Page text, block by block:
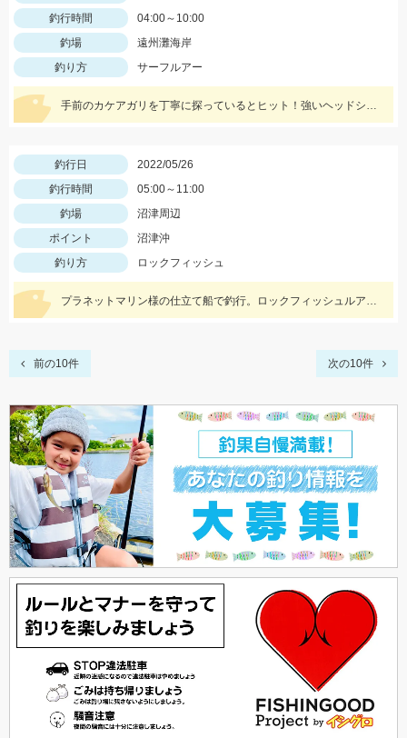
釣行時間
04:00～10:00
釣場
遠州灘海岸
釣り方
サーフルアー
手前のカケアガリを丁寧に探っているとヒット！強いヘッドシェイクがたまりません！
釣行日
2022/05/26
釣行時間
05:00～11:00
釣場
沼津周辺
ポイント
沼津沖
釣り方
ロックフィッシュ
プラネットマリン様の仕立て船で釣行。ロックフィッシュルアー以外にもテンヤやジグ、キャスティングなどその場に応じて色々な釣りが出来ました。
前の10件 次の10件